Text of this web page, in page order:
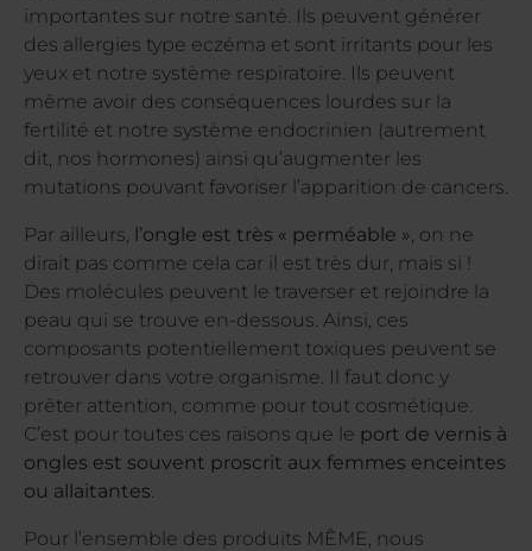
importantes sur notre santé. Ils peuvent générer
des allergies type eczéma et sont irritants pour les
yeux et notre système respiratoire. Ils peuvent
même avoir des conséquences lourdes sur la
fertilité et notre système endocrinien (autrement
dit, nos hormones) ainsi qu’augmenter les
mutations pouvant favoriser l’apparition de cancers.
Par ailleurs, l’ongle est très « perméable », on ne
dirait pas comme cela car il est très dur, mais si !
Des molécules peuvent le traverser et rejoindre la
peau qui se trouve en-dessous. Ainsi, ces
composants potentiellement toxiques peuvent se
retrouver dans votre organisme. Il faut donc y
prêter attention, comme pour tout cosmétique.
C’est pour toutes ces raisons que le port de vernis à
ongles est souvent proscrit aux femmes enceintes
ou allaitantes.
Pour l’ensemble des produits MÊME, nous